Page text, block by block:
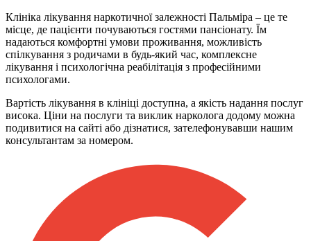
Клініка лікування наркотичної залежності Пальміра – це те
місце, де пацієнти почуваються гостями пансіонату. Їм
надаються комфортні умови проживання, можливість
спілкування з родичами в будь-який час, комплексне
лікування і психологічна реабілітація з професійними
психологами.
Вартість лікування в клініці доступна, а якість надання послуг
висока. Ціни на послуги та виклик нарколога додому можна
подивитися на сайті або дізнатися, зателефонувавши нашим
консультантам за номером.